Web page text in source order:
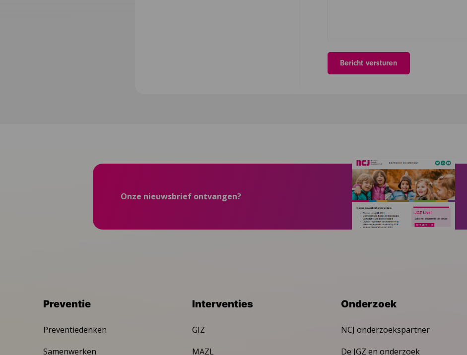
Onze nieuwsbrief ontvangen?
Preventie
Preventiedenken
Samenwerken
Interventies
GIZ
MAZL
Onderzoek
NCJ onderzoekspartner
De JGZ en onderzoek